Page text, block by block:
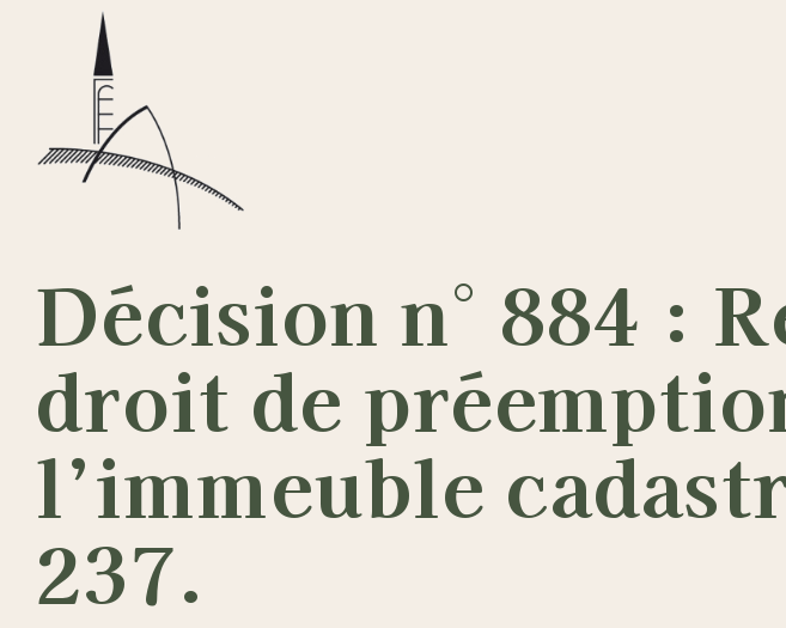
Décision n° 884 :
droit de
l’immeuble
237.